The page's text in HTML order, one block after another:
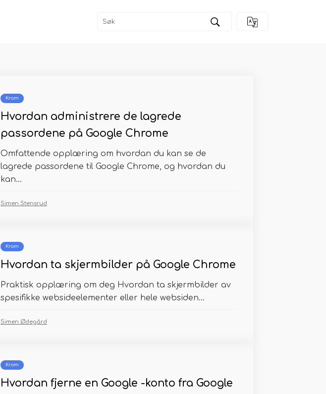
Krom
Hvordan administrere de lagrede
passordene på Google Chrome
Omfattende opplæring om hvordan du kan se de
lagrede passordene til Google Chrome, og hvordan du
kan...
Simen Stensrud
Krom
Hvordan ta skjermbilder på Google Chrome
Praktisk opplæring om deg Hvordan ta skjermbilder av
spesifikke websideelementer eller hele websiden...
Simen Ødegård
Krom
Hvordan fjerne en Google -konto fra Google